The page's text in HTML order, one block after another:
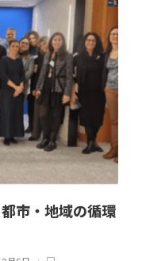
市・地域の循環